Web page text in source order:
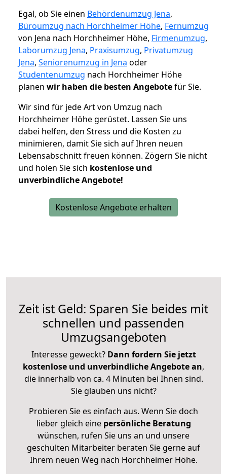
Egal, ob Sie einen Behördenumzug Jena,
Büroumzug nach Horchheimer Höhe, Fernumzug
von Jena nach Horchheimer Höhe, Firmenumzug,
Laborumzug Jena, Praxisumzug, Privatumzug
Jena, Seniorenumzug in Jena oder
Studentenumzug nach Horchheimer Höhe
planen wir haben die besten Angebotefür Sie.
Wir sind für jede Art von Umzug nach
Horchheimer Höhe gerüstet. Lassen Sie uns
dabei helfen, den Stress und die Kosten zu
minimieren, damit Sie sich auf Ihren neuen
Lebensabschnitt freuen können. Zögern Sie nicht
und holen Sie sich kostenlose und
unverbindliche Angebote!
Kostenlose Angebote erhalten
Zeit ist Geld: Sparen Sie beides mit
schnellen und passenden
Umzugsangeboten
Interesse geweckt? Dann fordern Sie jetzt
kostenlose und unverbindliche Angebote an,
die innerhalb von ca. 4 Minuten bei Ihnen sind.
Sie glauben uns nicht?
Probieren Sie es einfach aus. Wenn Sie doch
lieber gleich eine persönliche Beratung
wünschen, rufen Sie uns an und unsere
geschulten Mitarbeiter beraten Sie gerne auf
Ihrem neuen Weg nach Horchheimer Höhe.